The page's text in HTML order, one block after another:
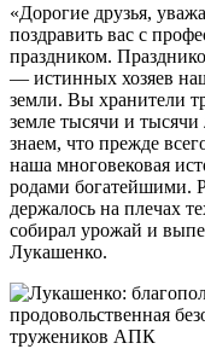
«Дорогие друзья,
поздравить вас с
праздником.
— истинных хозяев
земли. Вы хранители
земле тысячи и
знаем, что прежде
наша многовековая
родами богатейшими.
держалось на плечах
собирал урожай и
Лукашенко.